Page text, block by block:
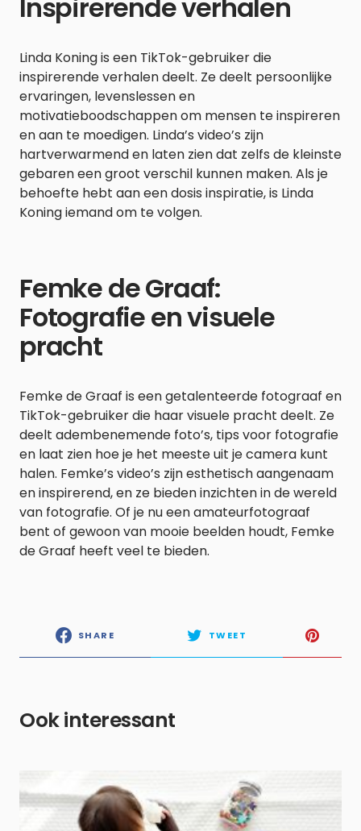
Inspirerende verhalen
Linda Koning is een TikTok-gebruiker die
inspirerende verhalen deelt. Ze deelt persoonlijke
ervaringen, levenslessen en
motivatieboodschappen om mensen te inspireren
en aan te moedigen. Linda’s video’s zijn
hartverwarmend en laten zien dat zelfs de kleinste
gebaren een groot verschil kunnen maken. Als je
behoefte hebt aan een dosis inspiratie, is Linda
Koning iemand om te volgen.
Femke de Graaf:
Fotografie en visuele
pracht
Femke de Graaf is een getalenteerde fotograaf en
TikTok-gebruiker die haar visuele pracht deelt. Ze
deelt adembenemende foto’s, tips voor fotografie
en laat zien hoe je het meeste uit je camera kunt
halen. Femke’s video’s zijn esthetisch aangenaam
en inspirerend, en ze bieden inzichten in de wereld
van fotografie. Of je nu een amateurfotograaf
bent of gewoon van mooie beelden houdt, Femke
de Graaf heeft veel te bieden.
SHARE TWEET
Ook interessant